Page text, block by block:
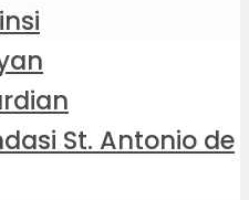
St. Antonio de